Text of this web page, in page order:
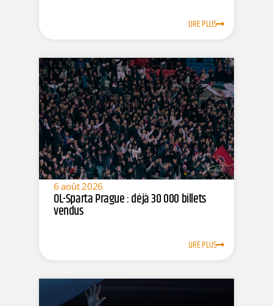
LIRE PLUS
6 août 2026
OL-Sparta Prague : déjà 30 000 billets
vendus
LIRE PLUS